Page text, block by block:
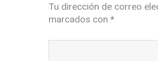
Tu dirección de correo
marcados con *